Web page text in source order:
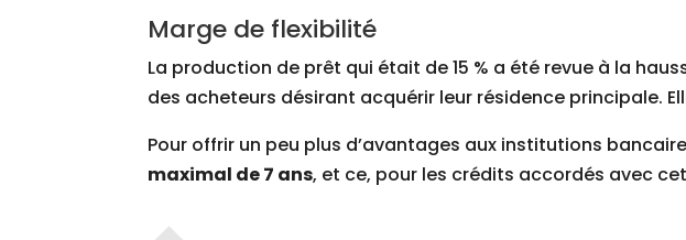
Marge de flexibilité
La production de prêt qui était de 15 % a été revue à la
des acheteurs désirant acquérir leur résidence principale.
Pour offrir un peu plus d’avantages aux institutions
maximal de 7 ans, et ce, pour les crédits accordés avec